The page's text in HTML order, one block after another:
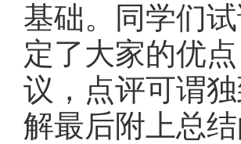
基础。同学们
定了大家的优
议，点评可谓
解最后附上总